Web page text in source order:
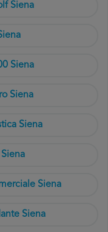
Siena
Siena
Siena
Siena
Siena
Siena